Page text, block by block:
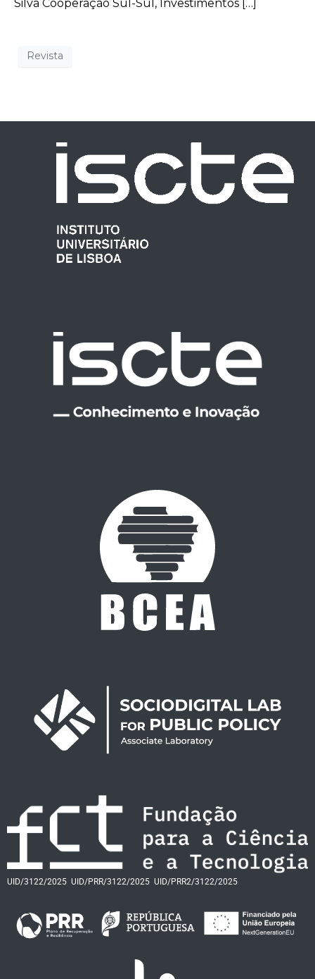
Silva Cooperação Sul-Sul, Investimentos […]
Revista
UID/3122/2025 UID/PRR/3122/2025 UID/PRR2/3122/2025